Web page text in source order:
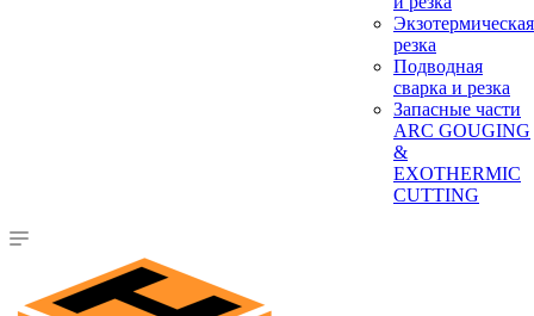
Экзотермическая
резка
Подводная
сварка и резка
Запасные части
ARC GOUGING
&
EXOTHERMIC
CUTTING